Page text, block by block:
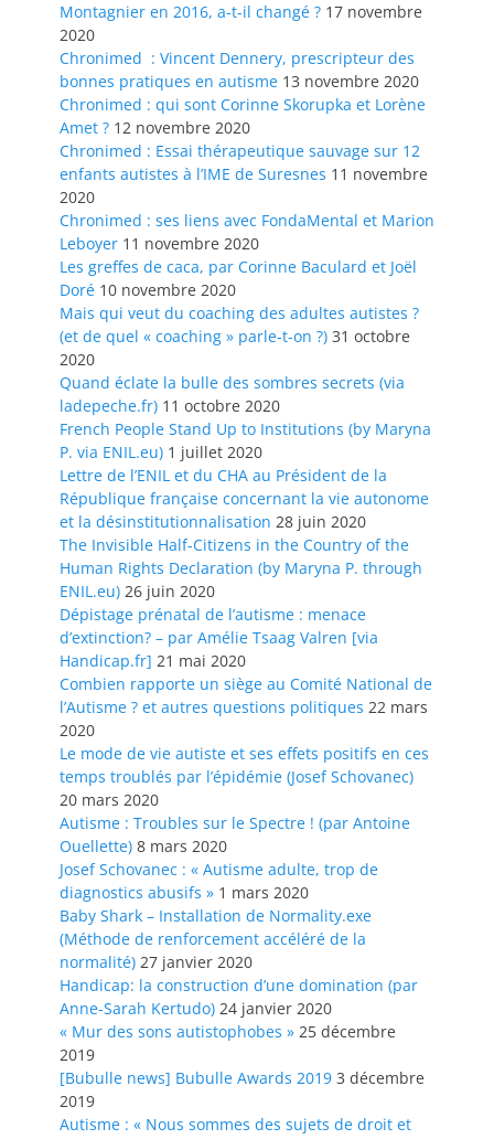
Montagnier en 2016, a-t-il changé ? 17 novembre
2020
Chronimed : Vincent Dennery, prescripteur des
bonnes pratiques en autisme 13 novembre 2020
Chronimed : qui sont Corinne Skorupka et Lorène
Amet ? 12 novembre 2020
Chronimed : Essai thérapeutique sauvage sur 12
enfants autistes à l’IME de Suresnes 11 novembre
2020
Chronimed : ses liens avec FondaMental et Marion
Leboyer 11 novembre 2020
Les greffes de caca, par Corinne Baculard et Joël
Doré 10 novembre 2020
Mais qui veut du coaching des adultes autistes ?
(et de quel « coaching » parle-t-on ?) 31 octobre
2020
Quand éclate la bulle des sombres secrets (via
ladepeche.fr) 11 octobre 2020
French People Stand Up to Institutions (by Maryna
P. via ENIL.eu) 1 juillet 2020
Lettre de l’ENIL et du CHA au Président de la
République française concernant la vie autonome
et la désinstitutionnalisation 28 juin 2020
The Invisible Half-Citizens in the Country of the
Human Rights Declaration (by Maryna P. through
ENIL.eu) 26 juin 2020
Dépistage prénatal de l’autisme : menace
d’extinction? – par Amélie Tsaag Valren [via
Handicap.fr] 21 mai 2020
Combien rapporte un siège au Comité National de
l’Autisme ? et autres questions politiques 22 mars
2020
Le mode de vie autiste et ses effets positifs en ces
temps troublés par l’épidémie (Josef Schovanec)
20 mars 2020
Autisme : Troubles sur le Spectre ! (par Antoine
Ouellette) 8 mars 2020
Josef Schovanec : « Autisme adulte, trop de
diagnostics abusifs » 1 mars 2020
Baby Shark – Installation de Normality.exe
(Méthode de renforcement accéléré de la
normalité) 27 janvier 2020
Handicap: la construction d’une domination (par
Anne-Sarah Kertudo) 24 janvier 2020
« Mur des sons autistophobes » 25 décembre
2019
[Bubulle news] Bubulle Awards 2019 3 décembre
2019
Autisme : « Nous sommes des sujets de droit et